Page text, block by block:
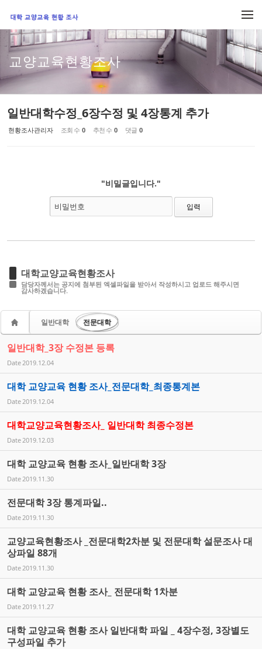
교양교육현황조사
일반대학수정_6장수정 및 4장통계 추가
현황조사관리자 조회 수 0 추천 수 0 댓글 0
"비밀글입니다."
비밀번호
대학교양교육현황조사
담당자께서는 공지에 첨부된 엑셀파일을 받아서 작성하시고 업로드 해주시면
감사하겠습니다.
일반대학 전문대학
일반대학_3장 수정본 등록
Date2019.12.04
대학 교양교육 현황 조사_전문대학_최종통계본
Date2019.12.04
대학교양교육현황조사_ 일반대학 최종수정본
Date2019.12.03
대학 교양교육 현황 조사_일반대학 3장
Date2019.11.30
전문대학 3장 통계파일..
Date2019.11.30
교양교육현황조사 _전문대학2차분 및 전문대학 설문조사 대
상파일 88개
Date2019.11.30
대학 교양교육 현황 조사_ 전문대학 1차분
Date2019.11.27
대학 교양교육 현황 조사 일반대학 파일 _ 4장수정, 3장별도
구성파일 추가